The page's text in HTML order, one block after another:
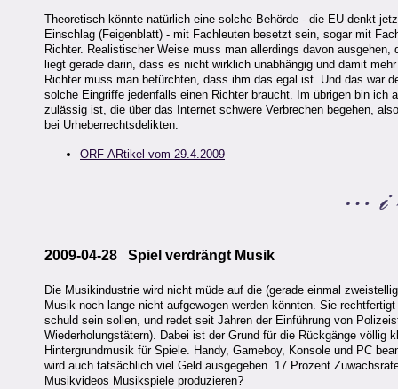
Theoretisch könnte natürlich eine solche Behörde - die EU denkt
Einschlag (Feigenblatt) - mit Fachleuten besetzt sein, sogar mit
Richter. Realistischer Weise muss man allerdings davon
liegt gerade darin, dass es nicht wirklich unabhängig und damit
Richter muss man befürchten, dass ihm das egal ist. Und das war
solche Eingriffe jedenfalls einen Richter braucht. Im übrigen bin ich
zulässig ist, die über das Internet schwere Verbrechen begehen,
bei Urheberrechtsdelikten.
ORF-ARtikel vom 29.4.2009
2009-04-28 Spiel verdrängt Musik
Die Musikindustrie wird nicht müde auf die (gerade einmal
Musik noch lange nicht aufgewogen werden könnten. Sie
schuld sein sollen, und redet seit Jahren der Einführung von
Wiederholungstätern). Dabei ist der Grund für die Rückgänge völlig
Hintergrundmusik für Spiele. Handy, Gameboy, Konsole und PC
wird auch tatsächlich viel Geld ausgegeben. 17 Prozent
Musikvideos Musikspiele produzieren?